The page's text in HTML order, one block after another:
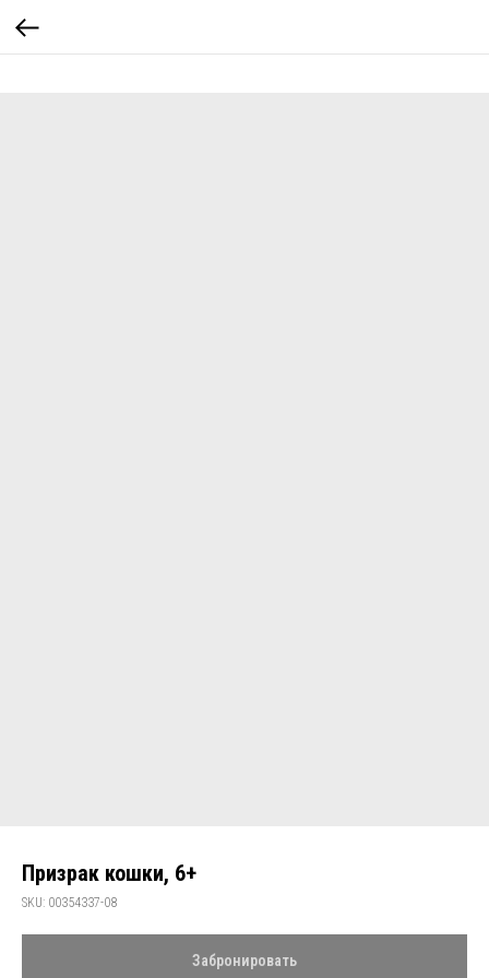
Призрак кошки, 6+
SKU: 00354337-08
Забронировать